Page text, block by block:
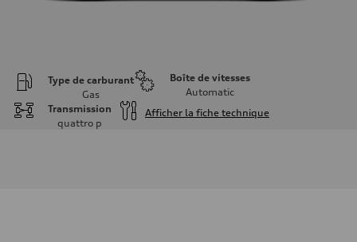
Type de carburant
Gas
Boîte de vitesses
Automatic
Transmission
quattro p
Afficher la fiche technique